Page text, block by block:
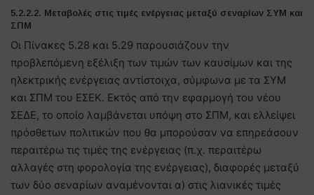
5.2.2.2. Μεταβολές στις τιμές ενέργειας μεταξύ σεναρίων ΣΥΜ και
ΣΠΜ
Οι Πίνακες 5.28 και 5.29 παρουσιάζουν την
προβλεπόμενη εξέλιξη των τιμών των καυσίμων και της
ηλεκτρικής ενέργειας αντίστοιχα, σύμφωνα με τα ΣΥΜ
και ΣΠΜ του ΕΣΕΚ. Εκτός από την εφαρμογή του νέου
ΣΕΔΕ, το οποίο λαμβάνεται υπόψη στο ΣΠΜ, και ελλείψει
πρόσθετων πολιτικών που θα μπορούσαν να επηρεάσουν
περαιτέρω τις τιμές της ενέργειας (π.χ. περαιτέρω
αλλαγές στη φορολογία της ενέργειας), διαφορές μεταξύ
των δύο σεναρίων αναμένονται α) στις λιανικές τιμές